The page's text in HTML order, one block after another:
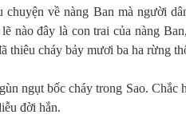
chuyện về nàng Ban mà người
nào đây là con trai của nàng
thiêu cháy bảy mươi ba ha rừng
ngụt bốc cháy trong Sao.
đời hắn.